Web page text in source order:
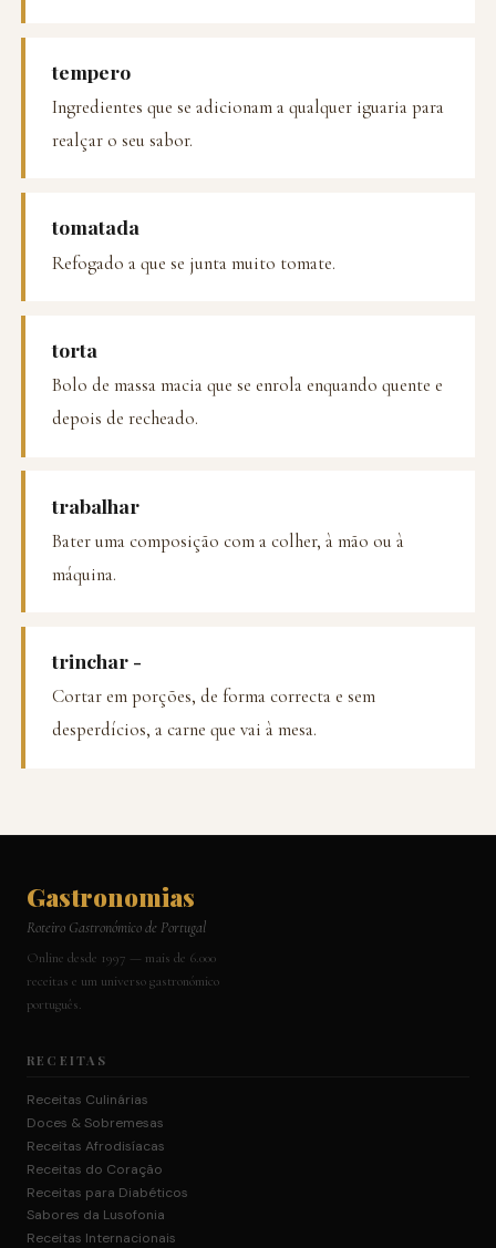
tempero
Ingredientes que se adicionam a qualquer iguaria para
realçar o seu sabor.
tomatada
Refogado a que se junta muito tomate.
torta
Bolo de massa macia que se enrola enquando quente e
depois de recheado.
trabalhar
Bater uma composição com a colher, à mão ou à
máquina.
trinchar -
Cortar em porções, de forma correcta e sem
desperdícios, a carne que vai à mesa.
Gastronomias
Roteiro Gastronómico de Portugal
Online desde 1997 — mais de 6.000
receitas e um universo gastronómico
português.
RECEITAS
Receitas Culinárias
Doces & Sobremesas
Receitas Afrodisíacas
Receitas do Coração
Receitas para Diabéticos
Sabores da Lusofonia
Receitas Internacionais